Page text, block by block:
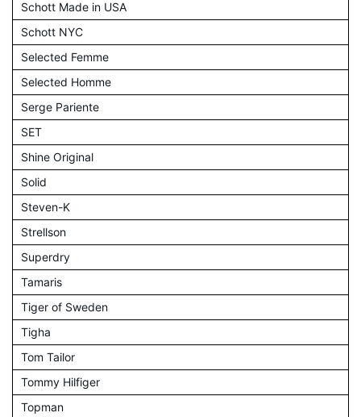
Schott Made in USA
Schott NYC
Selected Femme
Selected Homme
Serge Pariente
SET
Shine Original
Solid
Steven-K
Strellson
Superdry
Tamaris
Tiger of Sweden
Tigha
Tom Tailor
Tommy Hilfiger
Topman